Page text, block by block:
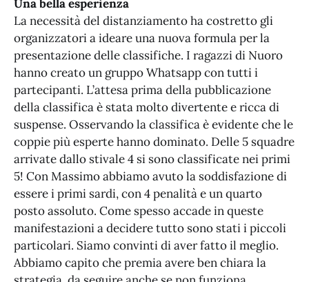
Una bella esperienza
La necessità del distanziamento ha costretto gli
organizzatori a ideare una nuova formula per la
presentazione delle classifiche. I ragazzi di Nuoro
hanno creato un gruppo Whatsapp con tutti i
partecipanti. L’attesa prima della pubblicazione
della classifica è stata molto divertente e ricca di
suspense. Osservando la classifica è evidente che le
coppie più esperte hanno dominato. Delle 5 squadre
arrivate dallo stivale 4 si sono classificate nei primi
5! Con Massimo abbiamo avuto la soddisfazione di
essere i primi sardi, con 4 penalità e un quarto
posto assoluto. Come spesso accade in queste
manifestazioni a decidere tutto sono stati i piccoli
particolari. Siamo convinti di aver fatto il meglio.
Abbiamo capito che premia avere ben chiara la